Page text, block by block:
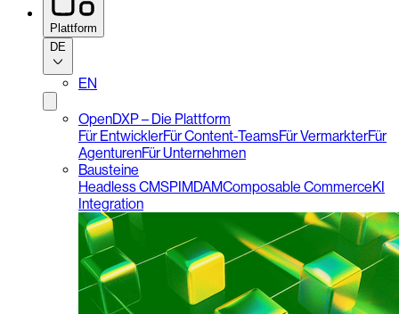
Plattform
DE
EN
OpenDXP – Die Plattform
Für EntwicklerFür Content-TeamsFür VermarkterFür
AgenturenFür Unternehmen
Bausteine
Headless CMSPIMDAMComposable CommerceKI
Integration